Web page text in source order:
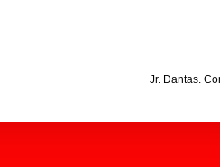
Jr. Dantas.